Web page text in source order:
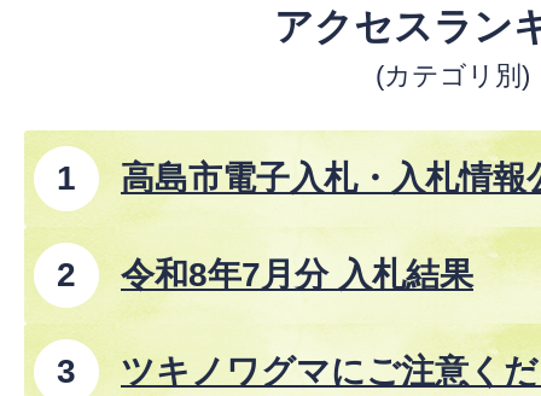
アクセスラン
(カテゴリ別)
高島市電子入札・入札情
事、コンサルタント業務
令和8年7月分 入札結果
ツキノワグマにご注意く